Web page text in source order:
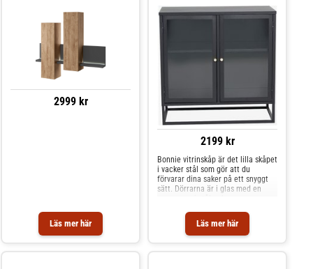
2999 kr
Läs mer här
2199 kr
Läs mer här
Bonnie vitrinskåp är det lilla skåpet
i vacker stål som gör att du
förvarar dina saker på ett snyggt
sätt. Dörrarna är i glas med en
djup 40, höjd 85 cm. Montera själv.